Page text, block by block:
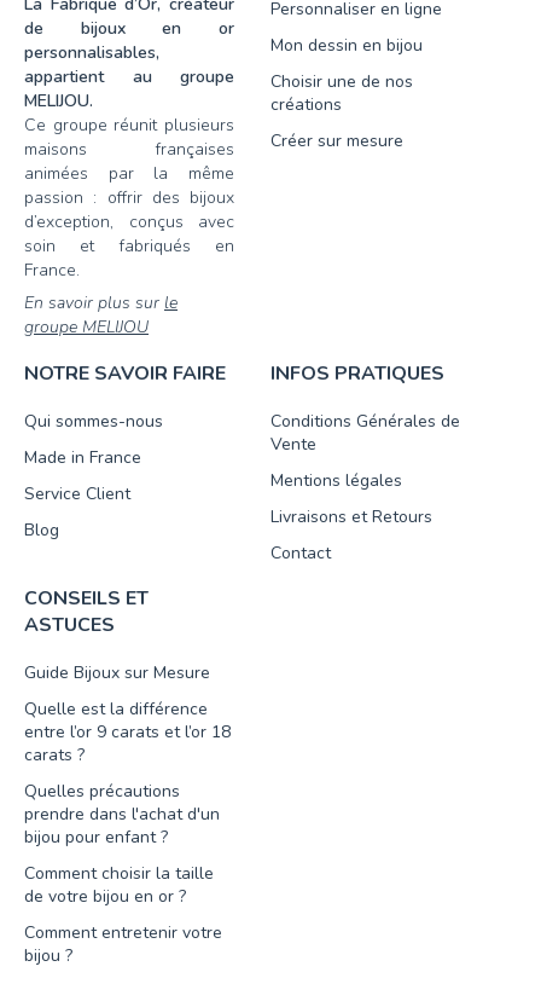
de bijoux en or
personnalisables,
appartient au groupe
MELIJOU.
Ce groupe réunit plusieurs
maisons françaises
animées par la même
passion : offrir des bijoux
d’exception, conçus avec
soin et fabriqués en
France.
En savoir plus sur le
groupe MELIJOU
Personnaliser en ligne
Mon dessin en bijou
Choisir une de nos
créations
Créer sur mesure
NOTRE SAVOIR FAIRE
Qui sommes-nous
Made in France
Service Client
Blog
INFOS PRATIQUES
Conditions Générales de
Vente
Mentions légales
Livraisons et Retours
Contact
CONSEILS ET
ASTUCES
Guide Bijoux sur Mesure
Quelle est la différence
entre l’or 9 carats et l’or 18
carats ?
Quelles précautions
prendre dans l'achat d'un
bijou pour enfant ?
Comment choisir la taille
de votre bijou en or ?
Comment entretenir votre
bijou ?